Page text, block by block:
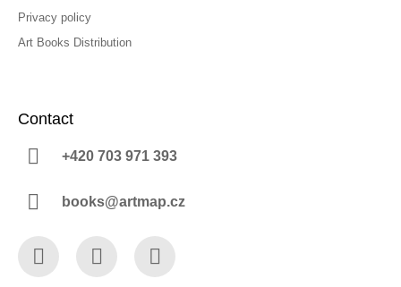
Privacy policy
Art Books Distribution
Contact
+420 703 971 393
books@artmap.cz